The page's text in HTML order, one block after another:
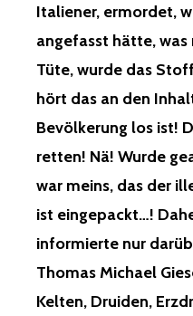
ON D
ENEN –
IR S
PIELEN S
IS H
ERR T
ICHAEL G
IESEN, T
ST! ⭐
AS E
EINFLUSS
NAHMEN,
WARUM,
WEISS I
CH S
INIGEN J
AHREN! E
M B
EHÖRDEN, A
UCH Ü
IE P
OST, T
Italiener, ermordet,
angefasst hätte,
Tüte, wurde das
hört das an den
Bevölkerung los ist!
retten! Nä! Wurde
war meins, das der
ist eingepackt…!
informierte nur
Thomas Michael
Kelten, Druiden,